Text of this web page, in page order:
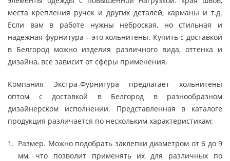
места крепления ручек и других деталей, карманы и т.д.
Если вам в работе нужны неброская, но стильная и
надежная фурнитура – это хольнитены. Купить с доставкой
в Белгород можно изделия различного вида, оттенка и
дизайна, все зависит от сферы применения.
Компания Экстра-Фурнитура предлагает хольнитены
оптом с доставкой в Белгород в разнообразном
дизайнерском исполнении. Представленная в каталоге
продукция различается по нескольким характеристикам:
Размер. Можно подобрать заклепки диаметром от 6 до 9
мм, что позволит применять их для различных по